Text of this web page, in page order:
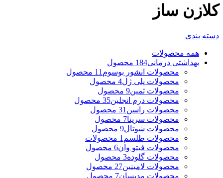
کلازن ساز
دسته بندی
همه محصولات
بهداشتی درمانی184 محصول
محصولات انشور بوسوم 11 محصول
محصولات پلی ژل4 محصول
محصولات ثمین9 محصول
محصولات درم انجلین35 محصول
محصولات راسن 31 محصول
محصولات سریتا7 محصول
محصولات شوتال9 محصول
محصولات طلسم 1 محصولات
محصولات فیتو وان6 محصول
محصولات گلوده3 محصول
محصولات لامینین27 محصول
محصولات مدیسان7 محصول